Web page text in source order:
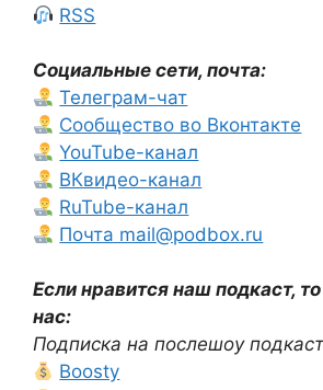
RSS
Социальные сети, почта:
Телеграм-чат
Сообщество во Вконтакте
YouTube-канал
ВКвидео-канал
RuTube-канал
Почта mail@podbox.ru
Если нравится наш подкаст,
нас:
Подписка на послешоу
Boosty